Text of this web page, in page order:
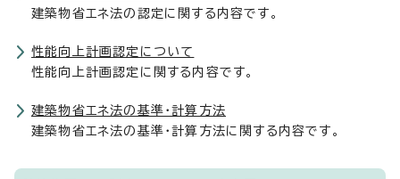
建築物省エネ法の認定に関する内容です。
性能向上計画認定について
性能向上計画認定に関する内容です。
建築物省エネ法の基準・計算方法
建築物省エネ法の基準・計算方法に関する内容です。